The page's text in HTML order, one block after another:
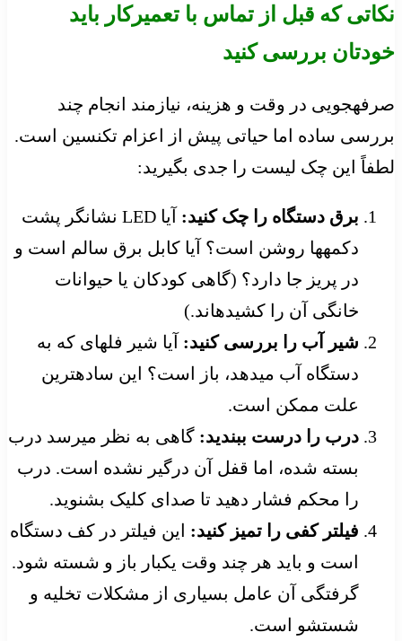
نکاتی که قبل از تماس با تعمیرکار باید
خودتان بررسی کنید
صرفهجویی در وقت و هزینه، نیازمند انجام چند
بررسی ساده اما حیاتی پیش از اعزام تکنسین است.
لطفاً این چک لیست را جدی بگیرید:
برق دستگاه را چک کنید:
آیا LED نشانگر پشت
دکمهها روشن است؟ آیا کابل برق سالم است و
در پریز جا دارد؟ (گاهی کودکان یا حیوانات
خانگی آن را کشیدهاند.)
شیر آب را بررسی کنید: آیا شیر فلهای که به
دستگاه آب میدهد، باز است؟ این سادهترین
علت ممکن است.
درب را درست ببندید: گاهی به نظر میرسد درب
بسته شده، اما قفل آن درگیر نشده است. درب
را محکم فشار دهید تا صدای کلیک بشنوید.
فیلتر کفی را تمیز کنید: این فیلتر در کف دستگاه
است و باید هر چند وقت یکبار باز و شسته شود.
گرفتگی آن عامل بسیاری از مشکلات تخلیه و
شستشو است.